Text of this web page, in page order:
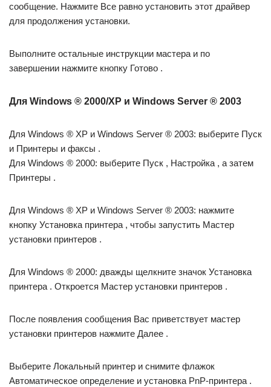
сообщение. Нажмите Все равно установить этот драйвер
для продолжения установки.
Выполните остальные инструкции мастера и по
завершении нажмите кнопку Готово .
Для Windows ® 2000/XP и Windows Server ® 2003
Для Windows ® XP и Windows Server ® 2003: выберите Пуск
и Принтеры и факсы .
Для Windows ® 2000: выберите Пуск , Настройка , а затем
Принтеры .
Для Windows ® XP и Windows Server ® 2003: нажмите
кнопку Установка принтера , чтобы запустить Мастер
установки принтеров .
Для Windows ® 2000: дважды щелкните значок Установка
принтера . Откроется Мастер установки принтеров .
После появления сообщения Вас приветствует мастер
установки принтеров нажмите Далее .
Выберите Локальный принтер и снимите флажок
Автоматическое определение и установка PnP-принтера .